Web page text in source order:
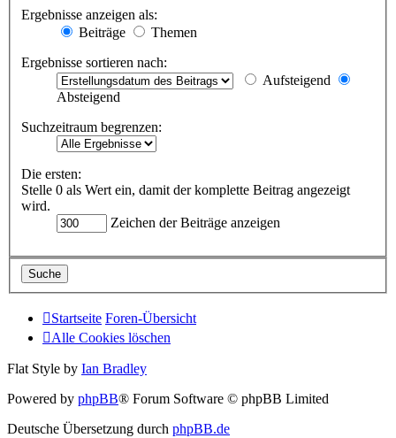
Ergebnisse anzeigen als:
Beiträge
Themen
Ergebnisse sortieren nach:
Aufsteigend
Absteigend
Suchzeitraum begrenzen:
Die ersten:
Stelle 0 als Wert ein, damit der komplette Beitrag angezeigt
wird.
Zeichen der Beiträge anzeigen
Startseite Foren-Übersicht
Alle Cookies löschen
Flat Style by Ian Bradley
Powered by phpBB® Forum Software © phpBB Limited
Deutsche Übersetzung durch phpBB.de